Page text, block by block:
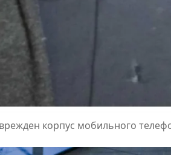
корпус мобильного